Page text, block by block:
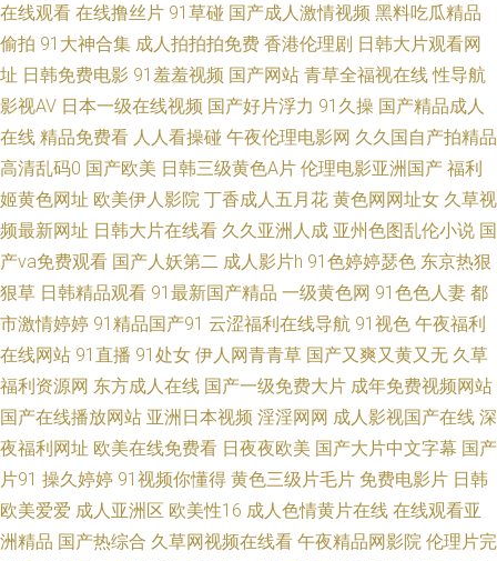
色色www 日韩欧美国产综合另类 三级国产在线 日韩精品一二三 日韩精品熟
女在线 一区二区91 日韩卡一卡久久 亚洲熟妇AV 91性视频 国产在线观看一
区尤物 欧美TV一二三 国产呻吟后入 女优多毛毛茸茸逼 欧美肏屄小视频 红杏
动漫 九九久久欧美精品 日本成人影片网站 豆花官网进入免费吃瓜 久久嫩草
AV无码 色屋国产 九1电影天堂 久久麻豆精品在线 狠狠色伊人 综合偷拍10p
日韩激情文学 国产91一级内射 国产一级片一区二区 欧洲性生活网站 国产三
级第十页 久久9精品免费看片 第一福利所AV 国产日韩人妻一区二区 九九热
视频下载大全 国产精品资源在线 黄污在线观看免费 自慰综合网 成人在线草
艹 国产久久国产 亚洲精品国产欧美 91视频资源站 91tv在线下载 一级大片
在线观看 在线撸丝片 91草碰 国产成人激情视频 黑料吃瓜精品
偷拍 91大神合集 成人拍拍拍免费 香港伦理剧 日韩大片观看网
址 日韩免费电影 91羞羞视频 国产网站 青草全福视在线 性导航
影视AV 日本一级在线视频 国产好片浮力 91久操 国产精品成人
在线 精品免费看 人人看操碰 午夜伦理电影网 久久国自产拍精品
高清乱码0 国产欧美 日韩三级黄色A片 伦理电影亚洲国产 福利
姬黄色网址 欧美伊人影院 丁香成人五月花 黄色网网址女 久草视
频最新网址 日韩大片在线看 久久亚洲人成 亚州色图乱伦小说 国
产va免费观看 国产人妖第二 成人影片h 91色婷婷瑟色 东京热狠
狠草 日韩精品观看 91最新国产精品 一级黄色网 91色色人妻 都
市激情婷婷 91精品国产91 云涩福利在线导航 91视色 午夜福利
在线网站 91直播 91处女 伊人网青青草 国产又爽又黄又无 久草
福利资源网 东方成人在线 国产一级免费大片 成年免费视频网站
国产在线播放网站 亚洲日本视频 淫淫网网 成人影视国产在线 深
夜福利网址 欧美在线免费看 日夜夜欧美 国产大片中文字幕 国产
片91 操久婷婷 91视频你懂得 黄色三级片毛片 免费电影片 日韩
欧美爱爱 成人亚洲区 欧美性16 成人色情黄片在线 在线观看亚
洲精品 国产热综合 久草网视频在线看 午夜精品网影院 伦理片完